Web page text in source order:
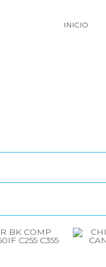
INICIO